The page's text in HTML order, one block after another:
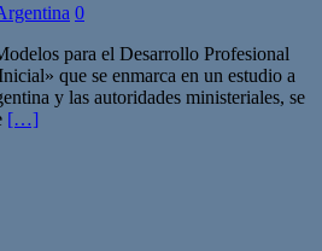
0
para el Desarrollo Profesional
que se enmarca en un estudio a
y las autoridades ministeriales, se
[…]